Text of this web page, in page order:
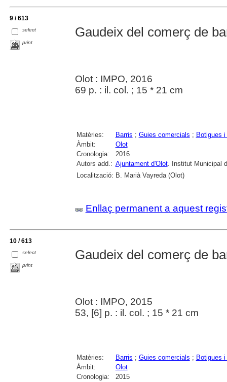
9 / 613
select
print
Gaudeix del comerç de
Olot : IMPO, 2016
69 p. : il. col. ; 15 * 21 cm
Matèries: Barris ; Guies comercials ; Botigues
Àmbit:
Olot
Cronologia:
2016
Autors add.: Ajuntament d'Olot. Institut Municipal
Localització: B. Marià Vayreda (Olot)
Enllaç permanent a aquest
10 / 613
select
print
Gaudeix del comerç de
Olot : IMPO, 2015
53, [6] p. : il. col. ; 15 * 21 cm
Matèries: Barris ; Guies comercials ; Botigues
Àmbit:
Olot
Cronologia:
2015